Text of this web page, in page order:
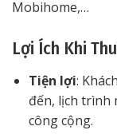
Mobihome,…
Lợi Ích Khi
Tiện lợi:
đến, lịch trình
công cộng.